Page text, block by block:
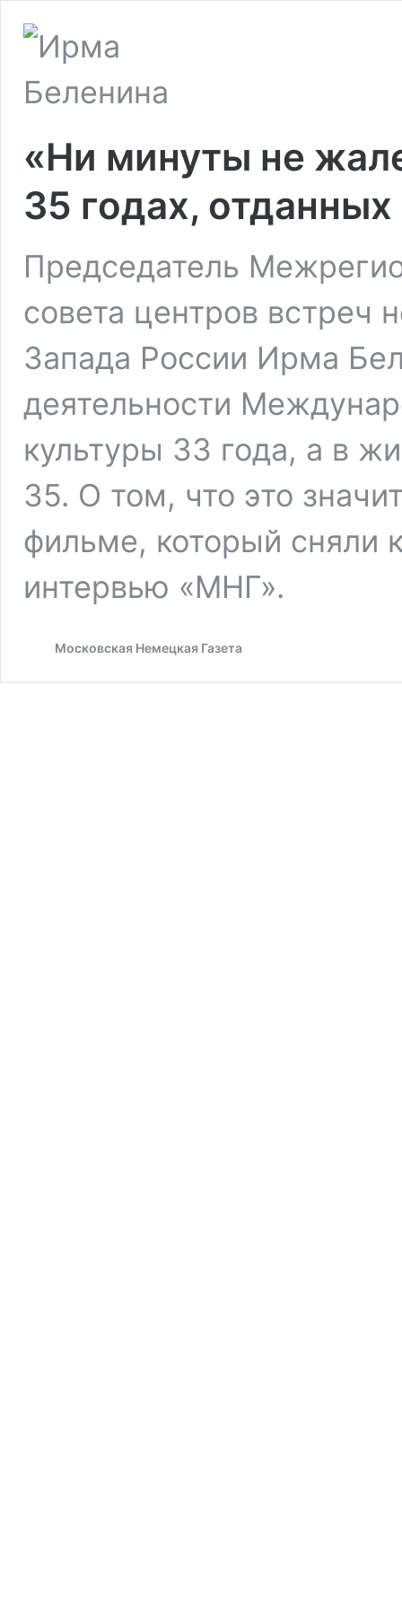
«Ни минуты не
35 годах,
Председатель
совета центров
Запада России Ирма
деятельности
культуры 33 года, а в
35. О том, что это
фильме, который
интервью «МНГ».
Московская Немецкая Газета